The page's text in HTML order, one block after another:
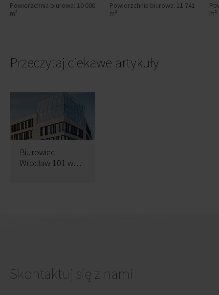
Powierzchnia biurowa: 10 000
m²
Powierzchnia biurowa: 11 741
m²
m²
Przeczytaj ciekawe artykuły
Biurowiec
Wrocław 101 w
Skontaktuj się z nami